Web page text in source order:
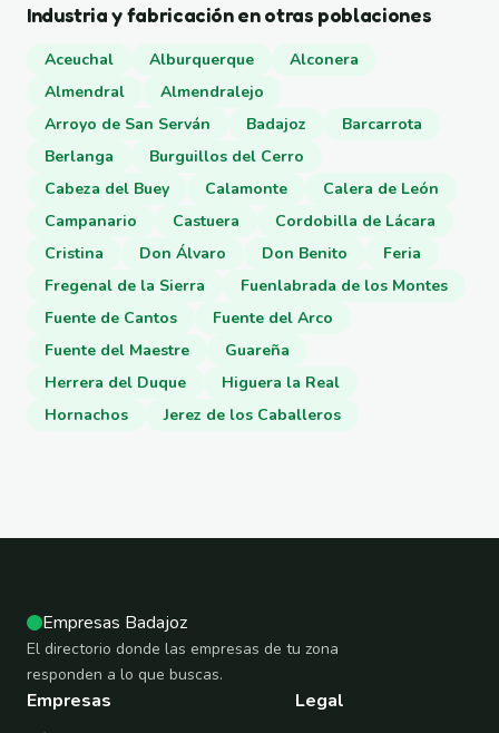
Industria y fabricación en otras poblaciones
Aceuchal Alburquerque
Alconera
Almendral
Almendralejo
Arroyo de San Serván
Badajoz
Barcarrota
Berlanga
Burguillos del Cerro
Cabeza del Buey
Calamonte
Calera de León
Campanario
Castuera
Cordobilla de Lácara
Cristina
Don Álvaro Don Benito
Feria
Fregenal de la Sierra
Fuenlabrada de los Montes
Fuente de Cantos
Fuente del Arco
Fuente del Maestre
Guareña
Herrera del Duque
Higuera la Real
Hornachos
Jerez de los Caballeros
Empresas Badajoz
El directorio donde las empresas de tu zona
responden a lo que buscas.
Empresas
Legal